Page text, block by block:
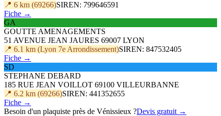
📍 6 km (69266)SIREN: 799646591
Fiche →
GA
GOUTTE AMENAGEMENTS
51 AVENUE JEAN JAURES 69007 LYON
📍 6.1 km (Lyon 7e Arrondissement)SIREN: 847532405
Fiche →
SD
STEPHANE DEBARD
185 RUE JEAN VOILLOT 69100 VILLEURBANNE
📍 6.2 km (69266)SIREN: 441352655
Fiche →
Besoin d'un plaquiste près de Vénissieux ?Devis gratuit →